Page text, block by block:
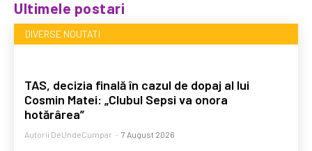
Ultimele postari
DIVERSE NOUTATI
TAS, decizia finală în cazul de dopaj al lui
Cosmin Matei: „Clubul Sepsi va onora
hotărârea”
Autorii DeUndeCumpar - 7 August 2026